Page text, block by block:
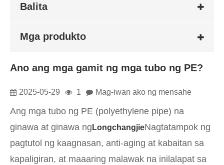
Balita
Mga produkto
Ano ang mga gamit ng mga tubo ng PE?
2025-05-29 1 Mag-iwan ako ng mensahe
Ang mga tubo ng PE (polyethylene pipe) na
ginawa at ginawa ng LongchangjieNagtatampok ng
pagtutol ng kaagnasan, anti-aging at kabaitan sa
kapaligiran, at maaaring malawak na inilalapat sa